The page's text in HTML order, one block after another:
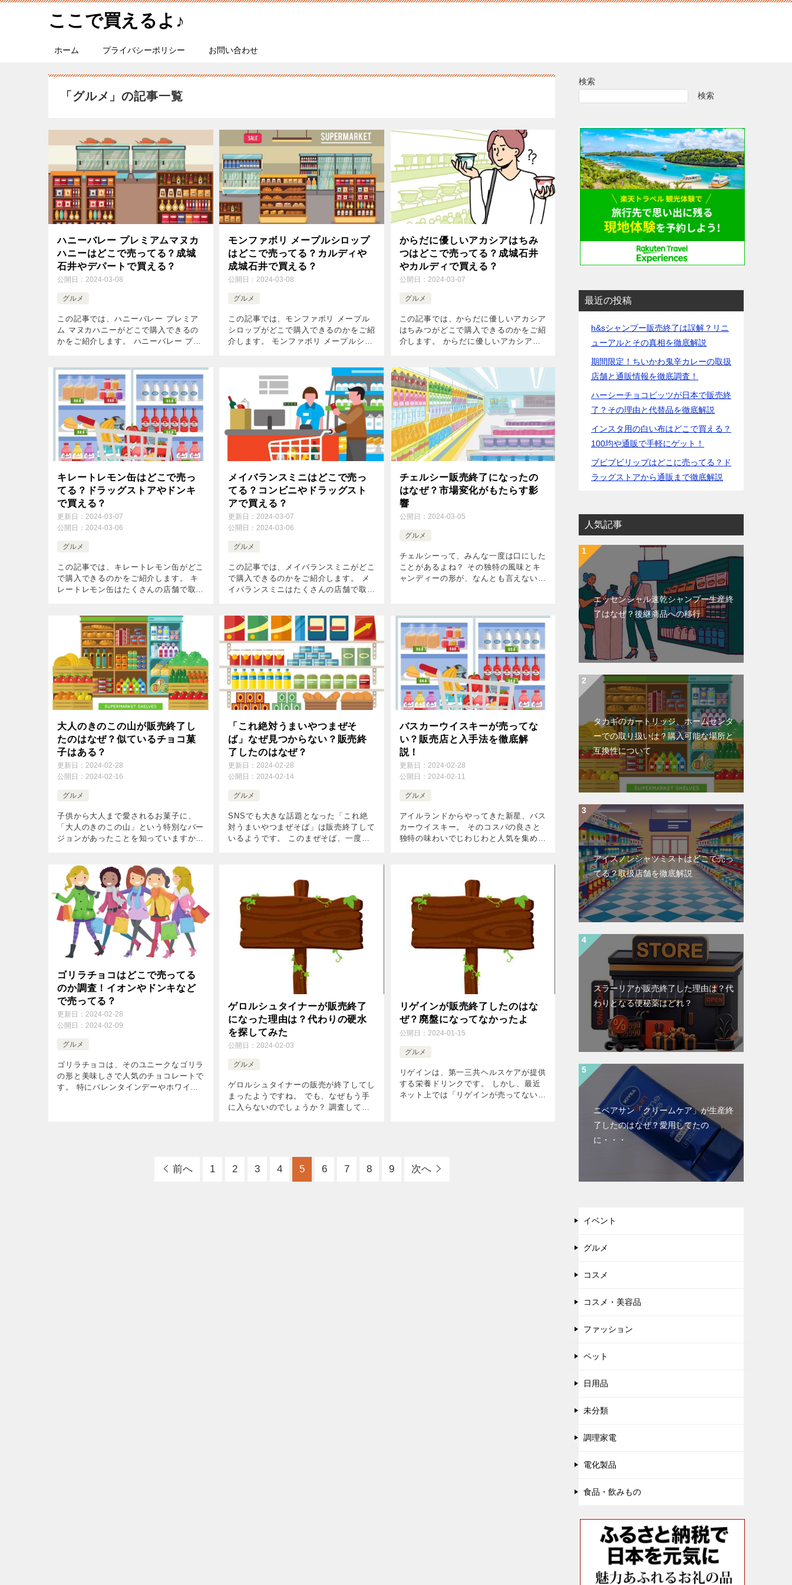
ここで買えるよ♪
ホーム プライバシーポリシー お問い合わせ
「グルメ」の記事一覧
ハニーバレー プレミアムマヌカ
ハニーはどこで売ってる？成城
石井やデパートで買える？
公開日： 2024-03-08
グルメ
この記事では、ハニーバレー プレミア
ム マヌカハニーがどこで購入できるの
かをご紹介します。 ハニーバレー プレ
せんでした。 近くに販売店舗がない場
合 […]
モンファボリ メープルシロップ
はどこで売ってる？カルディや
成城石井で買える？
公開日： 2024-03-08
グルメ
この記事では、モンファボリ メープル
シロップがどこで購入できるのかをご紹
介します。 モンファボリ メープルシロ
の声があります。 近くに販売店舗がな
からだに優しいアカシアはちみ
つはどこで売ってる？成城石井
やカルディで買える？
公開日： 2024-03-07
グルメ
この記事では、からだに優しいアカシア
はちみつがどこで購入できるのかをご紹
介します。 からだに優しいアカシアは
との声があります。 近くに販売店舗が
ない […]
キレートレモン缶はどこで売っ
てる？ドラッグストアやドンキ
で買える？
更新日： 2024-03-07
公開日： 2024-03-06
グルメ
この記事では、キレートレモン缶がどこ
で購入できるのかをご紹介します。 キ
レートレモン缶はたくさんの店舗で取扱
売店舗がない場合は、Amazonや楽天で
メイバランスミニはどこで売っ
てる？コンビニやドラッグスト
アで買える？
更新日：2024-03-07
公開日：2024-03-06
グルメ
この記事では、メイバランスミニがどこ
で購入できるのかをご紹介します。 メ
イバランスミニはたくさんの店舗で取扱
売店舗がない場合は、Amazonや楽天で
[…]
チェルシー販売終了になったの
はなぜ？市場変化がもたらす影
響
公開日： 2024-03-05
グルメ
チェルシーって、みんな一度は口にした
ことがあるよね？ その独特の風味とキ
ャンディーの形が、なんとも言えない懐
ちょ […]
大人のきのこの山が販売終了し
たのはなぜ？似ているチョコ菓
子はある？
更新日： 2024-02-28
公開日： 2024-02-16
グルメ
子供から大人まで愛されるお菓子に、
「大人のきのこの山」という特別なバー
ジョンがあったことを知っていますか？
わりとなる商品についてお話ししましょ
う。 […]
「これ絶対うまいやつまぜそ
ば」なぜ見つからない？販売終
了したのはなぜ？
更新日：2024-02-28
公開日：2024-02-14
グルメ
SNSでも大きな話題となった「これ絶
対うまいやつまぜそば」は販売終了して
いるようです。 このまぜそば、一度食
バスカーウイスキーが売ってな
い？販売店と入手法を徹底解
説！
更新日： 2024-02-28
公開日： 2024-02-11
グルメ
アイルランドからやってきた新星、バス
カーウイスキー。 そのコスパの良さと
独特の味わいでじわじわと人気を集めて
ゴリラチョコはどこで売ってる
のか調査！イオンやドンキなど
で売ってる？
更新日： 2024-02-28
公開日： 2024-02-09
グルメ
ゴリラチョコは、そのユニークなゴリラ
の形と美味しさで人気のチョコレートで
す。 特にバレンタインデーやホワイト
ゲロルシュタイナーが販売終了
になった理由は？代わりの硬水
を探してみた
公開日：2024-02-03
グルメ
ゲロルシュタイナーの販売が終了してし
まったようですね。 でも、なぜもう手
に入らないのでしょうか？ 調査してみ
リゲインが販売終了したのはな
ぜ？廃盤になってなかったよ
公開日： 2024-01-15
グルメ
リゲインは、第一三共ヘルスケアが提供
する栄養ドリンクです。 しかし、最近
ネット上では「リゲインが売ってない」
前へ 1 2 3 4 5 6 7 8 9 次へ
検索
検索
最近の投稿
h&sシャンプー販売終了は誤解？リニ
ューアルとその真相を徹底解説
期間限定！ちいかわ鬼辛カレーの取扱
店舗と通販情報を徹底調査！
ハーシーチョコビッツが日本で販売終
了？その理由と代替品を徹底解説
インスタ用の白い布はどこで買える？
100均や通販で手軽にゲット！
ブビブビリップはどこに売ってる？ド
ラッグストアから通販まで徹底解説
人気記事
エッセンシャル速乾シャンプー生産終
了はなぜ？後継商品への移行
タカギのカートリッジ、ホームセンタ
ーでの取り扱いは？購入可能な場所と
互換性について
アイスノンシャツミストはどこで売っ
てる？取扱店舗を徹底解説
スラーリアが販売終了した理由は？代
わりとなる便秘薬はどれ？
ニベアサン「クリームケア」が生産終
了したのはなぜ？愛用してたの
に・・・
イベント
グルメ
コスメ
コスメ・美容品
ファッション
ペット
日用品
未分類
調理家電
電化製品
食品・飲みもの